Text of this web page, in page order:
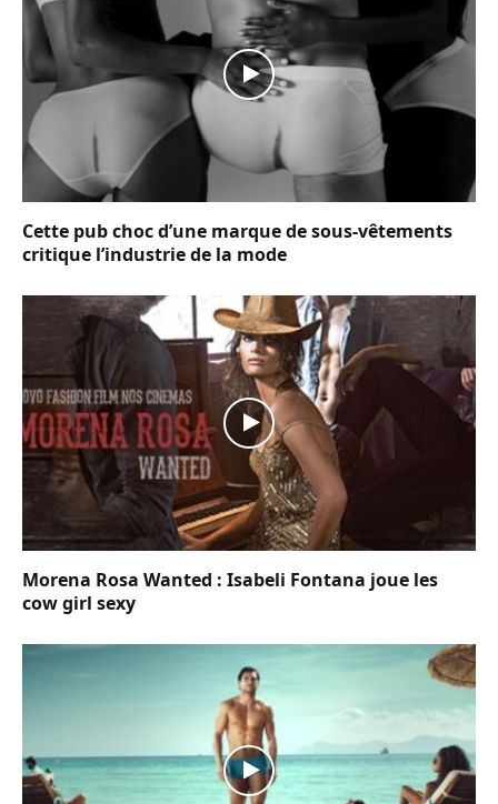
Cette pub choc d’une marque de sous-vêtements
critique l’industrie de la mode
Morena Rosa Wanted : Isabeli Fontana joue les
cow girl sexy